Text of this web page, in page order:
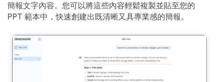
簡報文字內容。您可以將這些內容輕鬆複製並貼至您的
PPT 範本中，快速創建出既清晰又具專業感的簡報。